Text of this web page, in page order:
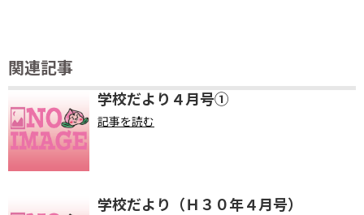
関連記事
学校だより４月号①
記事を読む
学校だより（Ｈ３０年４月号）